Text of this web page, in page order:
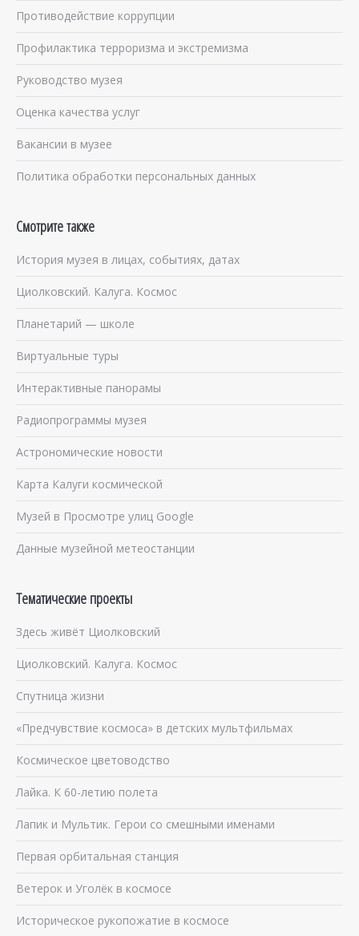
Противодействие коррупции
Профилактика терроризма и экстремизма
Руководство музея
Оценка качества услуг
Вакансии в музее
Политика обработки персональных данных
Смотрите также
История музея в лицах, событиях, датах
Циолковский. Калуга. Космос
Планетарий — школе
Виртуальные туры
Интерактивные панорамы
Радиопрограммы музея
Астрономические новости
Карта Калуги космической
Музей в Просмотре улиц Google
Данные музейной метеостанции
Тематические проекты
Здесь живёт Циолковский
Циолковский. Калуга. Космос
Спутница жизни
«Предчувствие космоса» в детских мультфильмах
Космическое цветоводство
Лайка. К 60-летию полета
Лапик и Мультик. Герои со смешными именами
Первая орбитальная станция
Ветерок и Уголёк в космосе
Историческое рукопожатие в космосе